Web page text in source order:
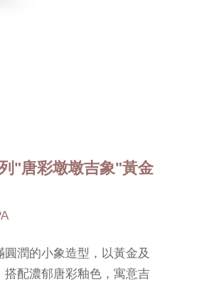
"唐彩墩墩吉象"黃金
圓潤的小象造型，以黃金及
搭配濃郁唐彩釉色，寓意吉